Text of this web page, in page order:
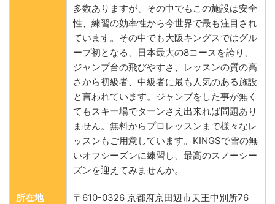
多数ありますが、その中でもこの施設は安全
性、練習の効率性から今世界で最も注目され
ています。その中でも大阪キングスではグル
ープ初となる、日本最大の8コースを誇り、
ジャンプ台の飛びやすさ、レッスンの質の高
さから初級者、中級者に最も人気のある施設
と言われています。ジャンプをした事が無く
てもスキー場でターンさえ出来れば問題あり
ません。無料からプロレッスンまで様々なレ
ッスンもご用意しています。KINGSで雪の無
いオフシーズンに練習し、最高のスノーシー
ズンを迎えてみませんか。
所在地 〒610-0326 京都府京田辺市天王中別所76